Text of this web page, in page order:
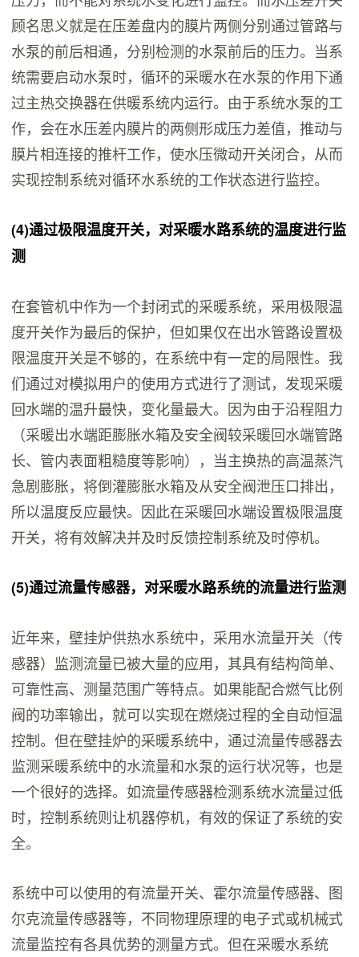
顾名思义就是在压差盘内的膜片两侧分别通过管路与
水泵的前后相通，分别检测的水泵前后的压力。当系
统需要启动水泵时，循环的采暖水在水泵的作用下通
过主热交换器在供暖系统内运行。由于系统水泵的工
作，会在水压差内膜片的两侧形成压力差值，推动与
膜片相连接的推杆工作，使水压微动开关闭合，从而
实现控制系统对循环水系统的工作状态进行监控。
(4)通过极限温度开关，对采暖水路系统的温度进行监
测
在套管机中作为一个封闭式的采暖系统，采用极限温
度开关作为最后的保护，但如果仅在出水管路设置极
限温度开关是不够的，在系统中有一定的局限性。我
们通过对模拟用户的使用方式进行了测试，发现采暖
回水端的温升最快，变化量最大。因为由于沿程阻力
（采暖出水端距膨胀水箱及安全阀较采暖回水端管路
长、管内表面粗糙度等影响），当主换热的高温蒸汽
急剧膨胀，将倒灌膨胀水箱及从安全阀泄压口排出，
所以温度反应最快。因此在采暖回水端设置极限温度
开关，将有效解决并及时反馈控制系统及时停机。
(5)通过流量传感器，对采暖水路系统的流量进行监测
近年来，壁挂炉供热水系统中，采用水流量开关（传
感器）监测流量已被大量的应用，其具有结构简单、
可靠性高、测量范围广等特点。如果能配合燃气比例
阀的功率输出，就可以实现在燃烧过程的全自动恒温
控制。但在壁挂炉的采暖系统中，通过流量传感器去
监测采暖系统中的水流量和水泵的运行状况等，也是
一个很好的选择。如流量传感器检测系统水流量过低
时，控制系统则让机器停机，有效的保证了系统的安
全。
系统中可以使用的有流量开关、霍尔流量传感器、图
尔克流量传感器等，不同物理原理的电子式或机械式
流量监控有各具优势的测量方式。但在采暖水系统